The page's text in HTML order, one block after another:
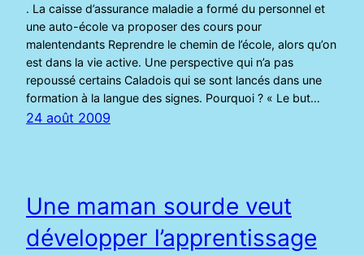
. La caisse d’assurance maladie a formé du personnel et
une auto-école va proposer des cours pour
malentendants Reprendre le chemin de l’école, alors qu’on
est dans la vie active. Une perspective qui n’a pas
repoussé certains Caladois qui se sont lancés dans une
formation à la langue des signes. Pourquoi ? « Le but…
24 août 2009
Une maman sourde veut
développer l’apprentissage